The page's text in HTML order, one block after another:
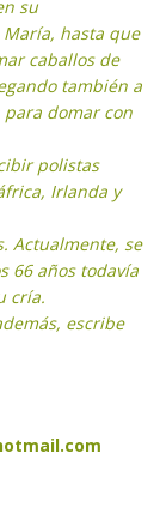
su
María, hasta que
caballos de
también a
domar con
polistas
Irlanda y
Actualmente, se
66 años todavía
cría.
escribe